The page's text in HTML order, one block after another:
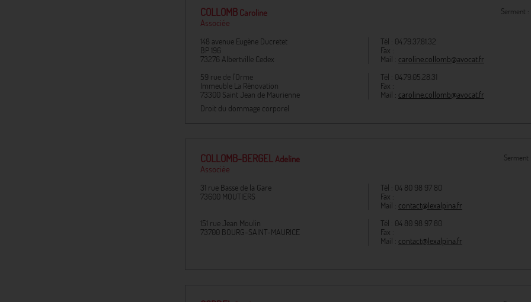
COLLOMB Caroline
Associée
Serment :
148 avenue Eugène Ducretet
BP 196
73276 Albertville Cedex
Tél : 04.79.37.81.32
Fax :
Mail : caroline.collomb@avocat.fr
59 rue de l'Orme
Immeuble La Rénovation
73300 Saint Jean de Maurienne
Tél : 04.79.05.28.31
Fax :
Mail : caroline.collomb@avocat.fr
Droit du dommage corporel
COLLOMB-BERGEL Adeline
Associée
31 rue Basse de la Gare
73600 MOUTIERS
Tél : 04 80 98 97 80
Fax :
Mail : contact@lexalpina.fr
151 rue Jean Moulin
73700 BOURG-SAINT-MAURICE
Tél : 04 80 98 97 80
Fax :
Mail : contact@lexalpina.fr